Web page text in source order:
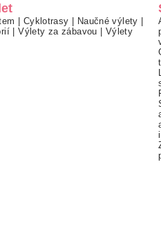
| Cyklotrasy | Naučné výlety |
|Výlety za zábavou | Výlety